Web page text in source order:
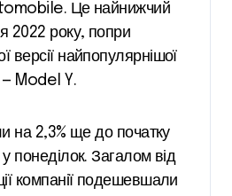
Це найнижчий
2022 року, попри
версії найпопулярнішої
— Model Y.
на 2,3% ще до початку
у понеділок. Загалом від
компанії подешевшали